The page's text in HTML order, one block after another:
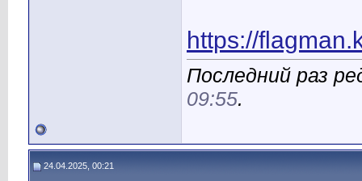
https://
Последний раз
09:55.
24.04.2025, 00:21